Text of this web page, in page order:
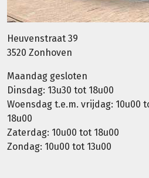
Heuvenstraat 39
3520 Zonhoven
Maandag gesloten
Dinsdag: 13u30 tot 18u00
Woensdag t.e.m. vrijdag: 10u00
18u00
Zaterdag: 10u00 tot 18u00
Zondag: 10u00 tot 13u00